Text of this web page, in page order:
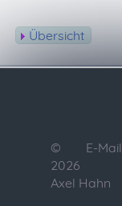
Übersicht
E-Mail
©
2026
Axel Hahn